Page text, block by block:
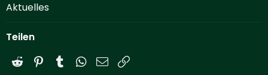
Aktuelles
Teilen
Reddit PinterestTumblrWhatsApp
E-Mail